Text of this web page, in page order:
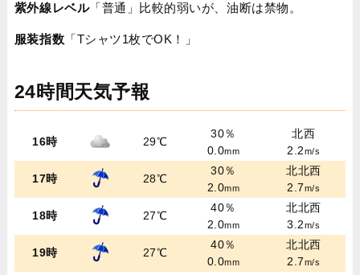
紫外線レベル「普通」比較的弱いが、油断は禁物。
服装指数 「Tシャツ1枚でOK！」
24時間天気予報
16時 29℃
30％
0.0mm
北西
2.2m/s
17時 28℃
30％
2.0mm
北北西
2.7m/s
18時 27℃
40％
2.0mm
北北西
3.2m/s
19時 27℃
40％
0.0mm
北北西
2.7m/s